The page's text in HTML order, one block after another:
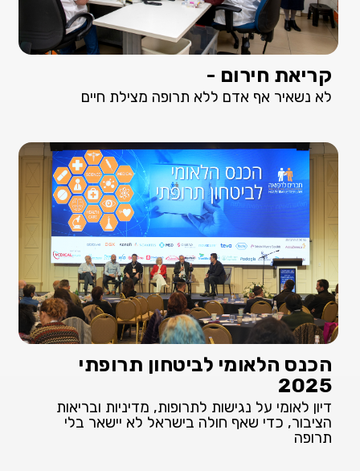
קריאת חירום -
לא נשאיר אף אדם ללא תרופה מצילת חיים
הכנס הלאומי לביטחון תרופתי
2025
דיון לאומי על נגישות לתרופות, מדיניות ובריאות
הציבור, כדי שאף חולה בישראל לא יישאר בלי
תרופה